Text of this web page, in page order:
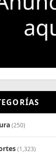
(250)
(1,323)